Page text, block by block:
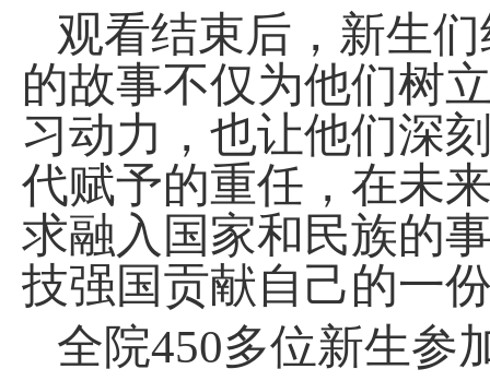
观看结束后， 新生
的故事不仅为他们树
习动力，也让他们深
代赋予的重任 ，在未
求融入国家和民族的
技强国贡献自己的一
全院450多位新生参